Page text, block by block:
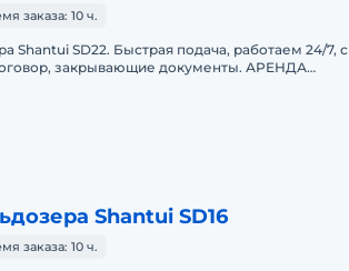
заказа: 10 ч.
Shantui SD22. Быстрая подача, работаем 24/7, с
закрывающие документы. АРЕНДА
Shantui SD16
заказа: 10 ч.